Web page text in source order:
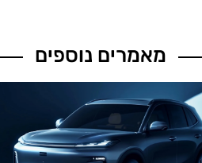
מאמרים נוספים